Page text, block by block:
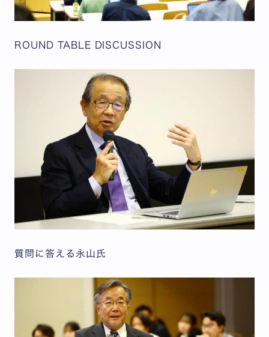
ROUND TABLE DISCUSSION
質問に答える永山氏